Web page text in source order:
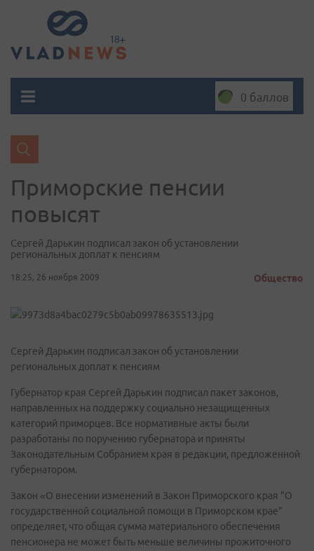
0 баллов
Приморские пенсии
повысят
Сергей Дарькин подписал закон об установлении
региональных доплат к пенсиям
18:25, 26 ноября 2009 Общество
Сергей Дарькин подписал закон об установлении
региональных доплат к пенсиям
Губернатор края Сергей Дарькин подписал пакет законов,
направленных на поддержку социально незащищенных
категорий приморцев. Все нормативные акты были
разработаны по поручению губернатора и приняты
Законодательным Собранием края в редакции, предложенной
губернатором.
Закон «О внесении изменений в Закон Приморского края "О
государственной социальной помощи в Приморском крае"
определяет, что общая сумма материального обеспечения
пенсионера не может быть меньше величины прожиточного